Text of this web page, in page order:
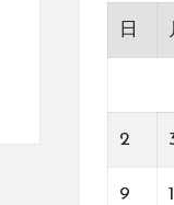
日
2
9